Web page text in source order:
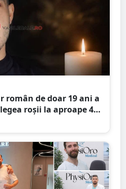
român de doar 19 ani a
roșii la aproape 40